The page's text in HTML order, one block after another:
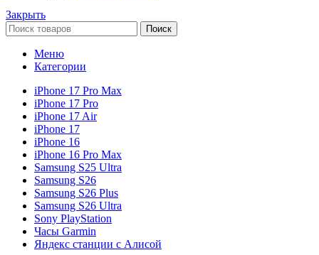
Закрыть
Поиск
Меню
Категории
iPhone 17 Pro Max
iPhone 17 Pro
iPhone 17 Air
iPhone 17
iPhone 16
iPhone 16 Pro Max
Samsung S25 Ultra
Samsung S26
Samsung S26 Plus
Samsung S26 Ultra
Sony PlayStation
Часы Garmin
Яндекс станции с Алисой